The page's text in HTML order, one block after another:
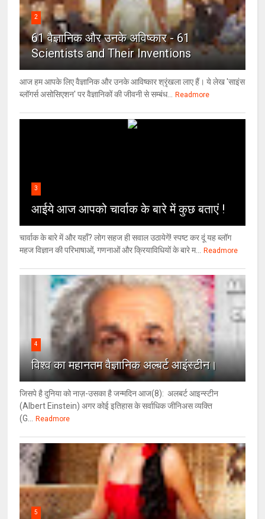
2
61 वैज्ञानिक और उनके अविष्कार - 61
Scientists and Their Inventions
आज हम आपके लिए वैज्ञानिक और उनके आविष्कार श्रृंखला लाए हैं। ये लेख 'साइंस
ब्लॉगर्स असोसिएशन' पर वैज्ञा‍निकों की जीवनी से सम्बंध...
Readmore
3
आईये आज आपको चार्वाक के बारे में कुछ बताएं !
चार्वाक के बारे में और यहाँ? लोग सहज ही सवाल उठायेगें! स्पष्ट कर दूं यह ब्लॉग
महज विज्ञान की परिभाषाओं, गणनाओं और क्रियाविधियों के बारे म...
Readmore
4
विश्‍व का महानतम वैज्ञानिक अल्बर्ट आइंस्टीन।
जिसपे है दुनिया को नाज़-उसका है जन्मदिन आज(8): अलबर्ट आइन्स्टीन
(Albert Einstein) अगर कोई इतिहास के सर्वाधिक जीनिअस व्यक्ति
(G...
Readmore
5